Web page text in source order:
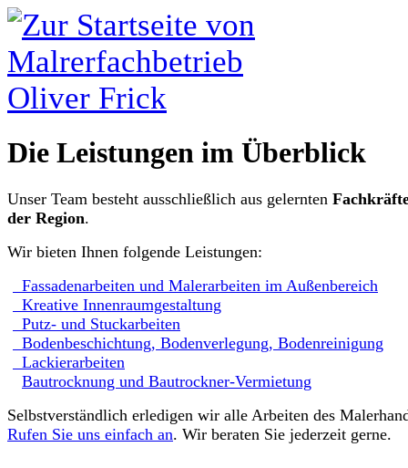
Die Leistungen im Überblick
Unser Team besteht ausschließlich aus gelernten
der Region.
Wir bieten Ihnen folgende Leistungen:
Fassadenarbeiten und Malerarbeiten im Außenbereich
Kreative Innenraumgestaltung
Putz- und Stuckarbeiten
Bodenbeschichtung, Bodenverlegung, Bodenreinigung
Lackierarbeiten
Bautrocknung und Bautrockner-Vermietung
Selbstverständlich erledigen wir alle Arbeiten des
Rufen Sie uns einfach an. Wir beraten Sie jederzeit gerne.